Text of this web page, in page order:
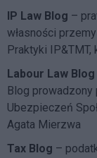
IP Law Blog –
własności
Praktyki
Labour Law Blog
Blog prowadzony
Ubezpieczeń
Agata Mierzwa
Tax Blog –